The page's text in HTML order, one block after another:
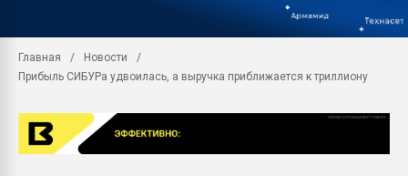
28.07.2026
бутылок
Главная
Новости
Прибыль СИБУРа удвоилась, а выручка приближается к триллиону